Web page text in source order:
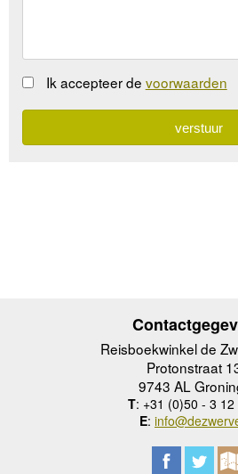
Ik accepteer de voorwaarden
Reisboekwinkel de
Protonstraat
9743 AL
T: +31 (0)50 - 3 12
E: